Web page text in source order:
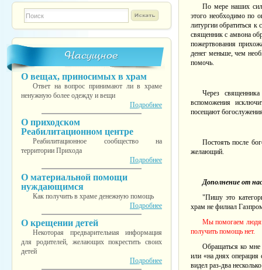
Форма поиска
TESTINS
Насущное
О вещах, приносимых в храм
Ответ на вопрос принимают ли в храме
ненужную более одежду и вещи
Подробнее
О приходском
Реабилитационном центре
Реабилитационное сообщество на
территории Прихода
Подробнее
О материальной помощи
нуждающимся
Как получить в храме денежную помощь
Подробнее
О крещении детей
Некоторая предварительная информация
для родителей, желающих покрестить своих
детей
Подробнее
По мере наших
этого необходимо по
литургии обратиться к
священник с амвона
пожертвования
денег меньше, чем
помочь.
Через
вспоможения
посещают
Постоять после
желающий.
Дополнение от
"Пишу это
храм не филиал
Мы помогаем
получить помощь нет.
Обращаться ко
или «на днях
видел раз-два